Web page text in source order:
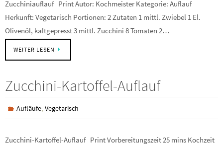
Zucchiniauflauf Print Autor: Kochmeister Kategorie: Auflauf
Herkunft: Vegetarisch Portionen: 2 Zutaten 1 mittl. Zwiebel 1 El.
Olivenöl, kaltgepresst 3 mittl. Zucchini 8 Tomaten 2…
WEITER LESEN
Zucchini-Kartoffel-Auflauf
Aufläufe,Vegetarisch
Zucchini-Kartoffel-Auflauf Print Vorbereitungszeit 25 mins Kochzeit